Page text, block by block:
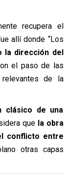
recupera el
allí donde “Los
la dirección del
el paso de las
de la
clásico de una
que la obra
conflicto entre
otras capas